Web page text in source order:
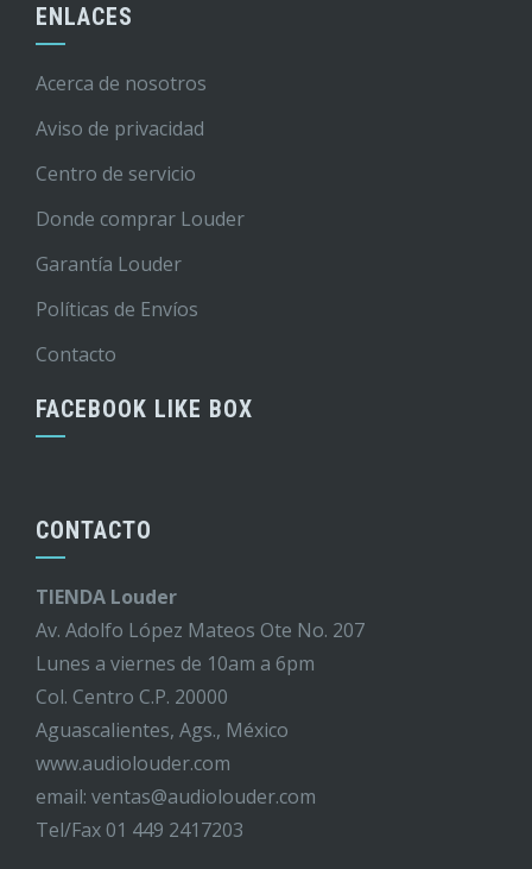
ENLACES
Acerca de nosotros
Aviso de privacidad
Centro de servicio
Donde comprar Louder
Garantía Louder
Políticas de Envíos
Contacto
FACEBOOK LIKE BOX
CONTACTO
TIENDA Louder
Av. Adolfo López Mateos Ote No. 207
Lunes a viernes de 10am a 6pm
Col. Centro C.P. 20000
Aguascalientes, Ags., México
www.audiolouder.com
email: ventas@audiolouder.com
Tel/Fax 01 449 2417203